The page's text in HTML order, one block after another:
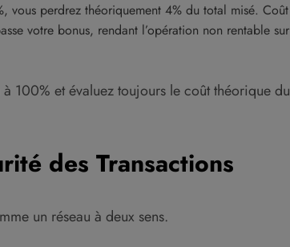
vous perdrez théoriquement 4% du total misé. Coût
votre bonus, rendant l’opération non rentable sur
100% et évaluez toujours le coût théorique du
des Transactions
un réseau à deux sens.